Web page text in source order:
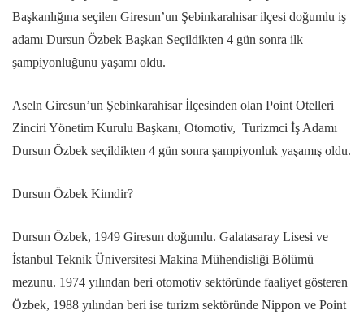
Başkanlığına seçilen Giresun’un Şebinkarahisar ilçesi doğumlu iş
adamı Dursun Özbek Başkan Seçildikten 4 gün sonra ilk
şampiyonluğunu yaşamı oldu.
Aseln Giresun’un Şebinkarahisar İlçesinden olan Point Otelleri
Zinciri Yönetim Kurulu Başkanı, Otomotiv, Turizmci İş Adamı
Dursun Özbek seçildikten 4 gün sonra şampiyonluk yaşamış oldu.
Dursun Özbek Kimdir?
Dursun Özbek, 1949 Giresun doğumlu. Galatasaray Lisesi ve
İstanbul Teknik Üniversitesi Makina Mühendisliği Bölümü
mezunu. 1974 yılından beri otomotiv sektöründe faaliyet gösteren
Özbek, 1988 yılından beri ise turizm sektöründe Nippon ve Point